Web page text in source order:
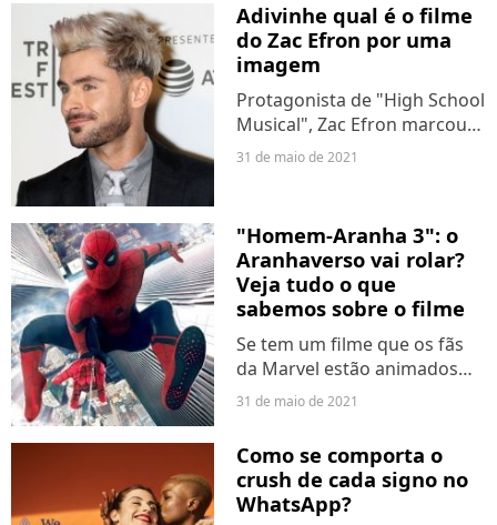
assustadora da série. E
parece que vamos ter que
preparar os lencinhos
também,...
Adivinhe qual é o filme
do Zac Efron por uma
imagem
Protagonista de "High School
Musical", Zac Efron marcou
gerações como o galã -
foi só na série de filmes da
Disney que o ator...
31 de maio de 2021
"Homem-Aranha 3": o
Aranhaverso vai rolar?
Veja tudo o que
sabemos sobre o filme
Se tem um filme que os fãs
da Marvel estão animados
para conferir em 2021, é
informações confirmadas,
mas os rumores de um
Multiverso...
31 de maio de 2021
Como se comporta o
crush de cada signo no
WhatsApp?